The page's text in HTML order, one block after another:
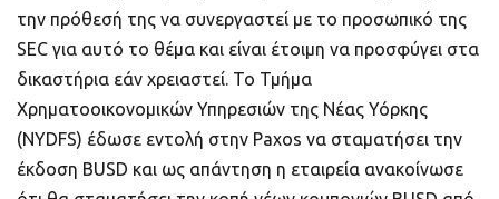
την πρόθεσή της να συνεργαστεί με το προσωπικό της
SEC για αυτό το θέμα και είναι έτοιμη να προσφύγει στα
δικαστήρια εάν χρειαστεί. Το Τμήμα
Χρηματοοικονομικών Υπηρεσιών της Νέας Υόρκης
(NYDFS) έδωσε εντολή στην Paxos να σταματήσει την
έκδοση BUSD και ως απάντηση η εταιρεία ανακοίνωσε